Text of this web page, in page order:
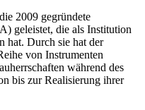
2009 gegründete
geleistet, die als Institution
hat. Durch sie hat der
von Instrumenten
während des
bis zur Realisierung ihrer